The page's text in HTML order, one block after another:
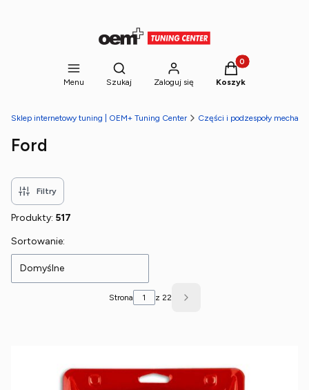
Menu
Otwórz wyszukiwarkę
Szukaj Zaloguj się
Produkty w
Koszyk
Sklep internetowy tuning | OEM+ Tuning Center Części i podzespoły
Ford
Filtry
Produkty: 517
Lista produktów
Sortowanie:
Domyślne
Strona z 22 Następne produkty